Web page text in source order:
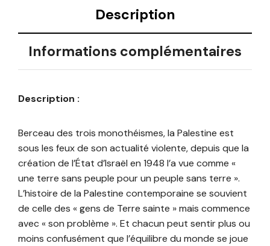
Description
Informations complémentaires
Description :
Berceau des trois monothéismes, la Palestine est
sous les feux de son actualité violente, depuis que la
création de l’État d’Israël en 1948 l’a vue comme «
une terre sans peuple pour un peuple sans terre ».
L’histoire de la Palestine contemporaine se souvient
de celle des « gens de Terre sainte » mais commence
avec « son problème ». Et chacun peut sentir plus ou
moins confusément que l’équilibre du monde se joue